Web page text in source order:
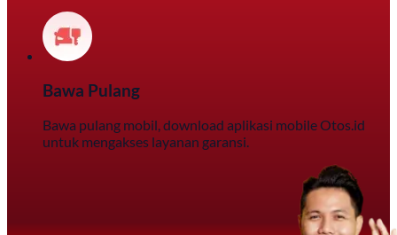
Bawa Pulang
Bawa pulang mobil, download aplikasi mobile Otos.id
untuk mengakses layanan garansi.